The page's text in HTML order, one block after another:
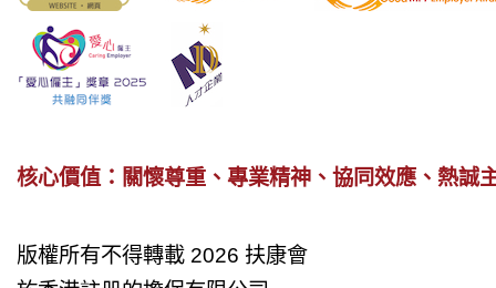
核心價值：關懷尊重、專業精神、協同效應、熱誠
版權所有不得轉載 2026 扶康會